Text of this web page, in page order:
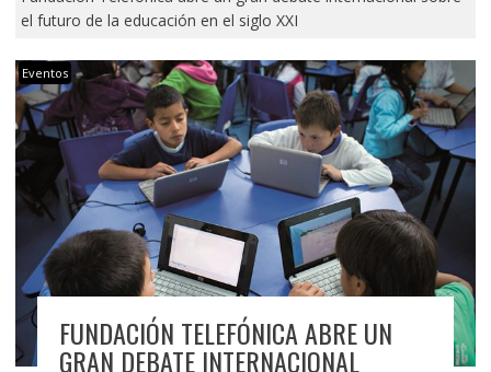
el futuro de la educación en el siglo XXI
Eventos
FUNDACIÓN TELEFÓNICA ABRE UN
GRAN DEBATE INTERNACIONAL